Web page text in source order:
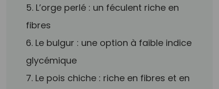
5. L’orge perlé : un féculent riche en
fibres
6. Le bulgur : une option à faible indice
glycémique
7. Le pois chiche : riche en fibres et en